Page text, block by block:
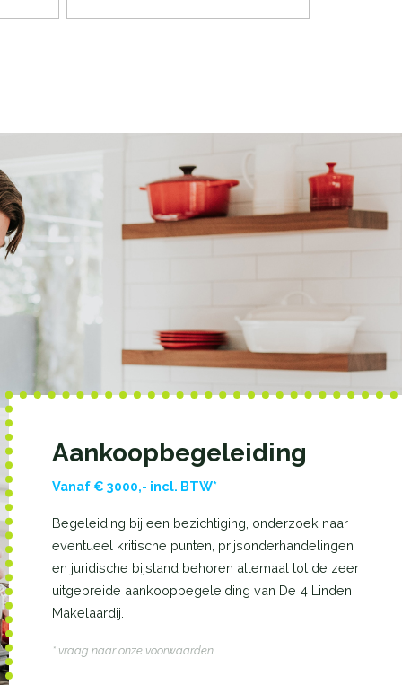
Aankoopbegeleiding
Vanaf € 3000,- incl. BTW*
Begeleiding bij een bezichtiging, onderzoek naar
eventueel kritische punten, prijsonderhandelingen
en juridische bijstand behoren allemaal tot de zeer
uitgebreide aankoopbegeleiding van De 4 Linden
Makelaardij.
* vraag naar onze voorwaarden